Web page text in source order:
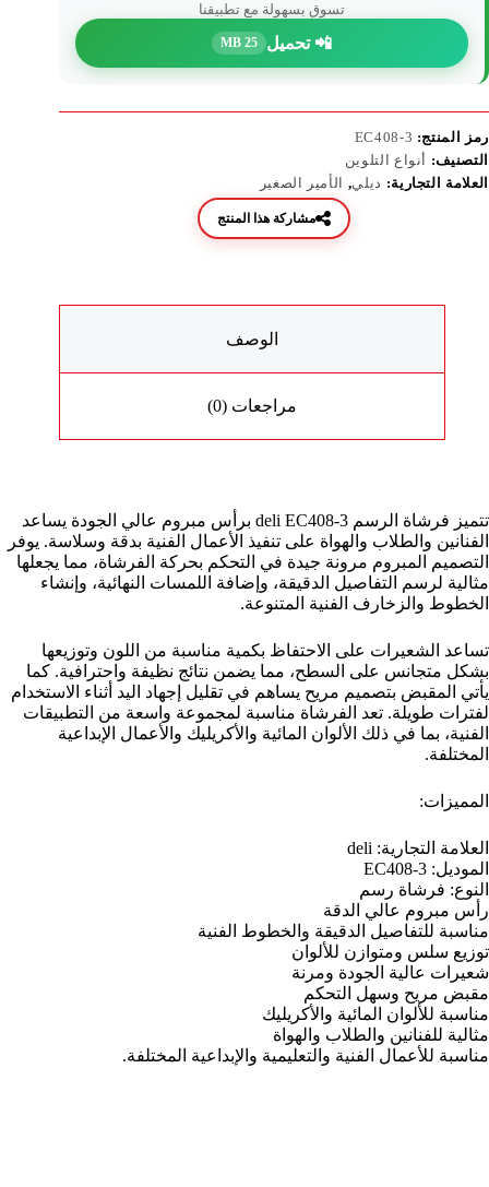
تسوق بسهولة مع تطبيقنا
📲 تحميل 25 MB
رمز المنتج: EC408-3
التصنيف: أنواع التلوين
العلامة التجارية: ديلي, الأمير الصغير
مشاركة هذا المنتج
الوصف
مراجعات (0)
تتميز فرشاة الرسم deli EC408-3 برأس مبروم عالي الجودة يساعد
الفنانين والطلاب والهواة على تنفيذ الأعمال الفنية بدقة وسلاسة. يوفر
التصميم المبروم مرونة جيدة في التحكم بحركة الفرشاة، مما يجعلها
مثالية لرسم التفاصيل الدقيقة، وإضافة اللمسات النهائية، وإنشاء
الخطوط والزخارف الفنية المتنوعة.
تساعد الشعيرات على الاحتفاظ بكمية مناسبة من اللون وتوزيعها
بشكل متجانس على السطح، مما يضمن نتائج نظيفة واحترافية. كما
يأتي المقبض بتصميم مريح يساهم في تقليل إجهاد اليد أثناء الاستخدام
لفترات طويلة. تعد الفرشاة مناسبة لمجموعة واسعة من التطبيقات
الفنية، بما في ذلك الألوان المائية والأكريليك والأعمال الإبداعية
المختلفة.
المميزات:
العلامة التجارية: deli
الموديل: EC408-3
النوع: فرشاة رسم
رأس مبروم عالي الدقة
مناسبة للتفاصيل الدقيقة والخطوط الفنية
توزيع سلس ومتوازن للألوان
شعيرات عالية الجودة ومرنة
مقبض مريح وسهل التحكم
مناسبة للألوان المائية والأكريليك
مثالية للفنانين والطلاب والهواة
مناسبة للأعمال الفنية والتعليمية والإبداعية المختلفة.